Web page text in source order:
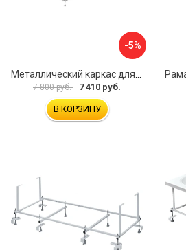
-5%
Металлический каркас для акриловой ванны Cezares EMP-170-70-MF-R
7 800 руб. 7 410 руб.
В КОРЗИНУ